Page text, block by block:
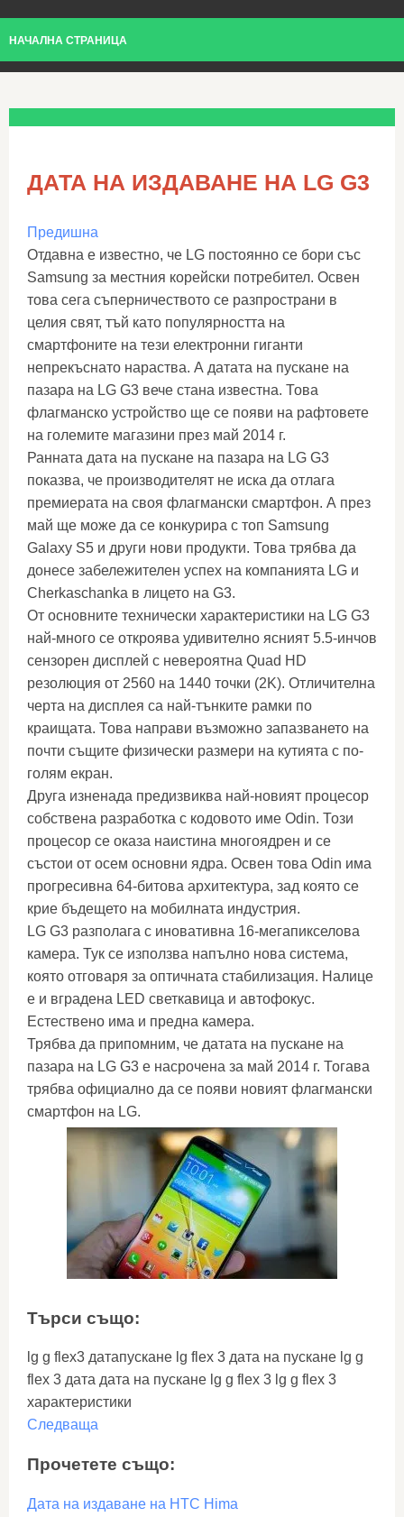
НАЧАЛНА СТРАНИЦА
ДАТА НА ИЗДАВАНЕ НА LG G3
Предишна
Отдавна е известно, че LG постоянно се бори със
Samsung за местния корейски потребител. Освен
това сега съперничеството се разпространи в
целия свят, тъй като популярността на
смартфоните на тези електронни гиганти
непрекъснато нараства. А датата на пускане на
пазара на LG G3 вече стана известна. Това
флагманско устройство ще се появи на рафтовете
на големите магазини през май 2014 г.
Ранната дата на пускане на пазара на LG G3
показва, че производителят не иска да отлага
премиерата на своя флагмански смартфон. А през
май ще може да се конкурира с топ Samsung
Galaxy S5 и други нови продукти. Това трябва да
донесе забележителен успех на компанията LG и
Cherkaschanka в лицето на G3.
От основните технически характеристики на LG G3
най-много се откроява удивително ясният 5.5-инчов
сензорен дисплей с невероятна Quad HD
резолюция от 2560 на 1440 точки (2K). Отличителна
черта на дисплея са най-тънките рамки по
краищата. Това направи възможно запазването на
почти същите физически размери на кутията с по-
голям екран.
Друга изненада предизвиква най-новият процесор
собствена разработка с кодовото име Odin. Този
процесор се оказа наистина многоядрен и се
състои от осем основни ядра. Освен това Odin има
прогресивна 64-битова архитектура, зад която се
крие бъдещето на мобилната индустрия.
LG G3 разполага с иновативна 16-мегапикселова
камера. Тук се използва напълно нова система,
която отговаря за оптичната стабилизация. Налице
е и вградена LED светкавица и автофокус.
Естествено има и предна камера.
Трябва да припомним, че датата на пускане на
пазара на LG G3 е насрочена за май 2014 г. Тогава
трябва официално да се появи новият флагмански
смартфон на LG.
Търси също:
lg g flex3 датапускане lg flex 3 дата на пускане lg g
flex 3 дата дата на пускане lg g flex 3 lg g flex 3
характеристики
Следваща
Прочетете също:
Дата на издаване на HTC Hima